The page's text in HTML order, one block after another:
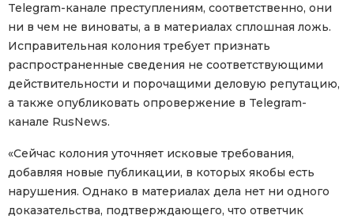
Telegram-канале преступлениям, соответственно, они
ни в чем не виноваты, а в материалах сплошная ложь.
Исправительная колония требует признать
распространенные сведения не соответствующими
действительности и порочащими деловую репутацию,
а также опубликовать опровержение в Telegram-
канале RusNews.
«Сейчас колония уточняет исковые требования,
добавляя новые публикации, в которых якобы есть
нарушения. Однако в материалах дела нет ни одного
доказательства, подтверждающего, что ответчик